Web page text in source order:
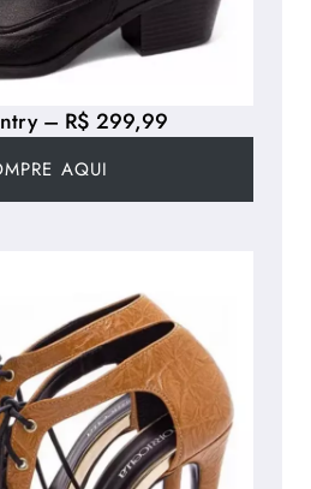
– R$ 299,99
AQUI